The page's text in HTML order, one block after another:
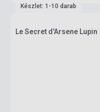
Készlet: 1-10 darab
Le Secret d'Arsene Lupin